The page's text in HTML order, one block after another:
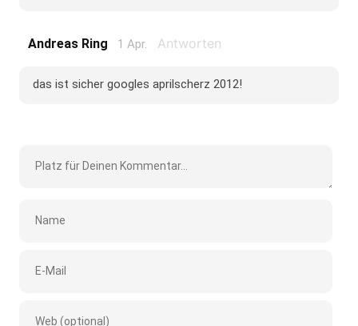
Andreas Ring 1 Apr. Antworten
das ist sicher googles aprilscherz 2012!